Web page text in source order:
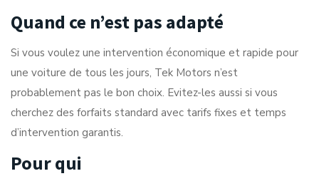
Quand ce n’est pas adapté
Si vous voulez une intervention économique et rapide pour
une voiture de tous les jours, Tek Motors n’est
probablement pas le bon choix. Evitez-les aussi si vous
cherchez des forfaits standard avec tarifs fixes et temps
d’intervention garantis.
Pour qui